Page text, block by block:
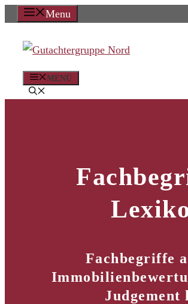
Zum
springen
Menu
MENÜ
Fachbegriffe
Judgement